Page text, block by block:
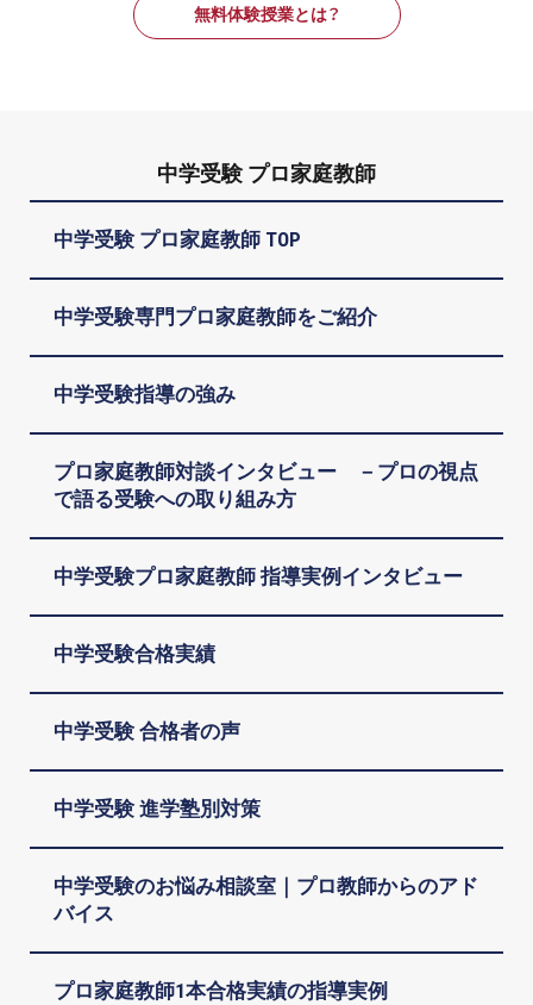
無料体験授業とは？
中学受験 プロ家庭教師
中学受験 プロ家庭教師 TOP
中学受験専門プロ家庭教師をご紹介
中学受験指導の強み
プロ家庭教師対談インタビュー －プロの視点
で語る受験への取り組み方
中学受験プロ家庭教師 指導実例インタビュー
中学受験合格実績
中学受験 合格者の声
中学受験 進学塾別対策
中学受験のお悩み相談室｜プロ教師からのアド
バイス
プロ家庭教師1本合格実績の指導実例